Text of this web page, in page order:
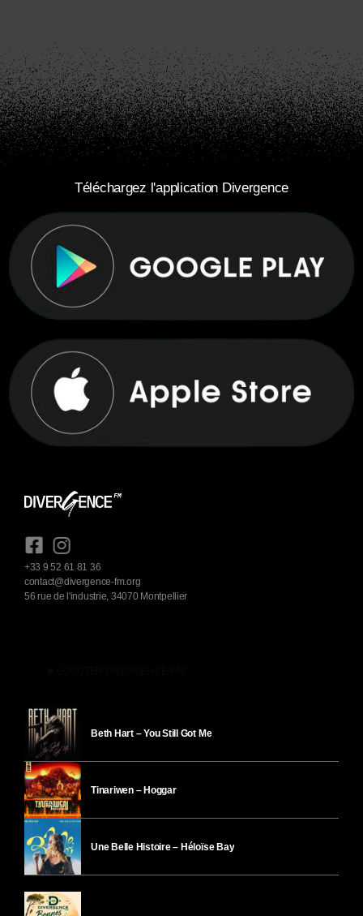
Téléchargez l'application Divergence
+33 9 52 61 81 36
contact@divergence-fm.org
56 rue de l'industrie, 34070 Montpellier
Beth Hart – You Still Got Me
Tinariwen – Hoggar
Une Belle Histoire – Héloïse Bay